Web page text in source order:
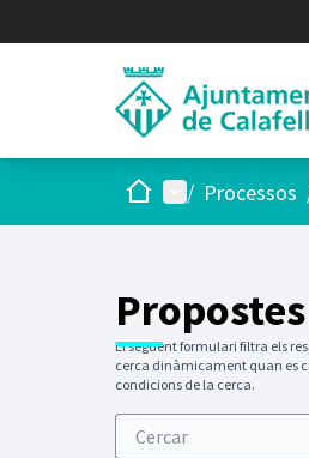
Inici Menú principal
/ Processos
Propostes
El següent formulari filtra els
cerca dinàmicament quan es
condicions de la cerca.